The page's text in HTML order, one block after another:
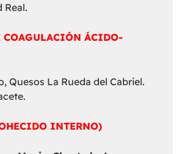
Real.
COAGULACIÓN ÁCIDO-
Quesos La Rueda del Cabriel.
INTERNO)